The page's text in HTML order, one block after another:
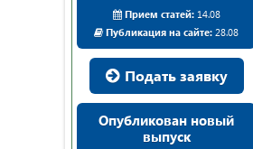
Прием статей:14.08
Публикация на сайте: 28.08
Подать заявку
Опубликован новый
выпуск